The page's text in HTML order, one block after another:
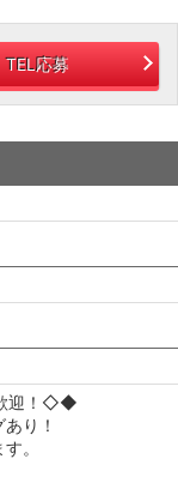
TEL応募
迎！◇◆
り！
。